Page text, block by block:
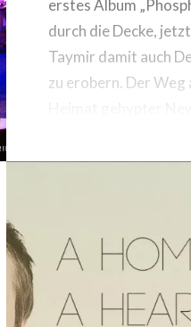
erstes Album
durch die Decke,
Taymir damit auch
zu erobern. Der Weg
Bas Prins und
Bremen zu Interview.